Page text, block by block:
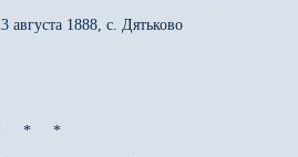
августа 1888, с. Дятьково
*     *